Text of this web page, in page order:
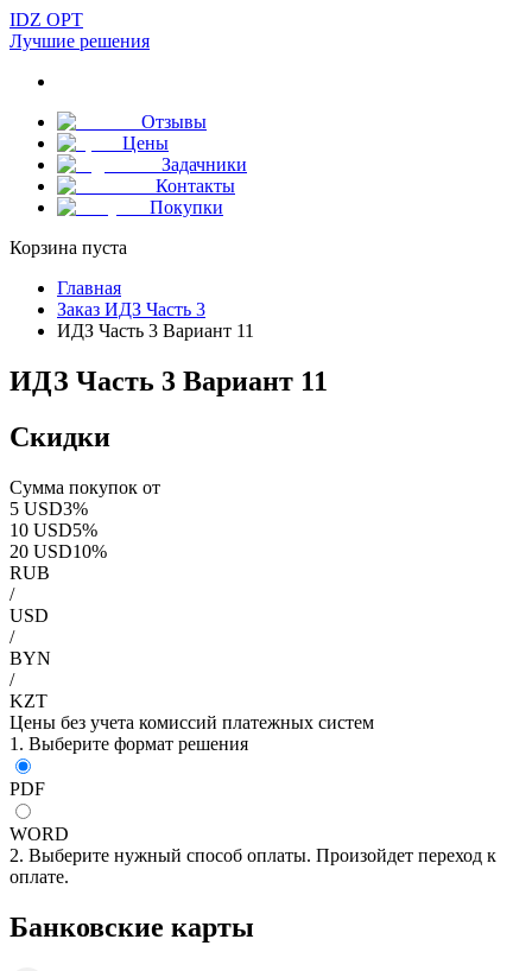
IDZ OPT
Лучшие решения
Отзывы
Цены
Задачники
Контакты
Покупки
Корзина пуста
Главная
Заказ ИДЗ Часть 3
ИДЗ Часть 3 Вариант 11
ИДЗ Часть 3 Вариант 11
Скидки
Сумма покупок от
5 USD3%
10 USD5%
20 USD10%
RUB
/
USD
/
BYN
/
KZT
Цены без учета комиссий платежных систем
1. Выберите формат решения
PDF
WORD
2. Выберите нужный способ оплаты. Произойдет переход к
оплате.
Банковские карты